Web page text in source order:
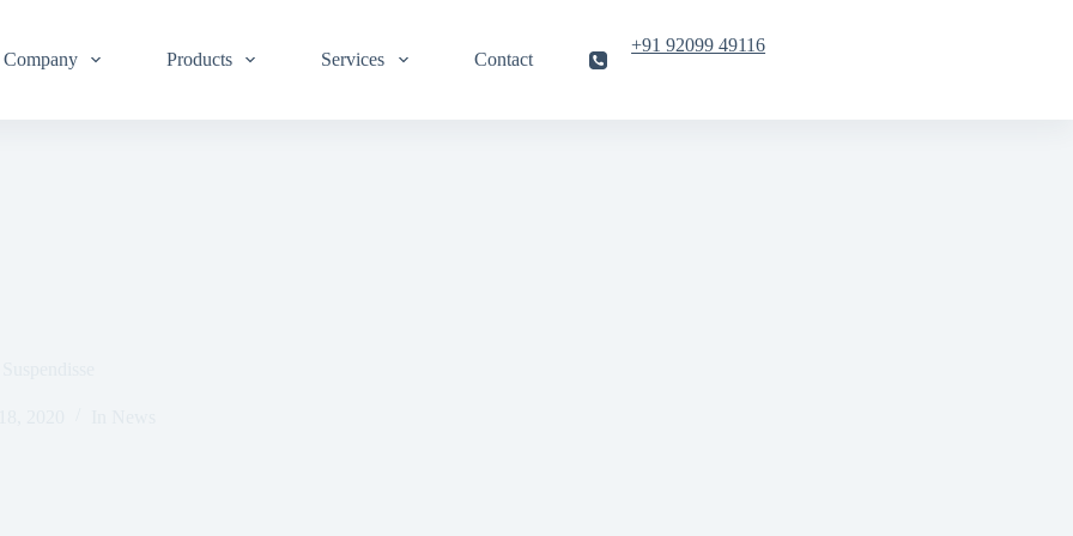
Company Products Services Contact
+91 92099 49116